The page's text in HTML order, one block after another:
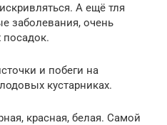
А ещё тля
заболевания, очень
и побеги на
кустарниках.
красная, белая. Самой